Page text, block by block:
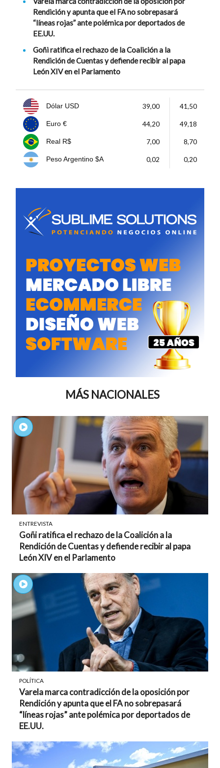
Rendición y apunta que el FA no sobrepasará
“líneas rojas” ante polémica por deportados de
EE.UU.
Goñi ratifica el rechazo de la Coalición a la
Rendición de Cuentas y defiende recibir al papa
León XIV en el Parlamento
Dólar USD 39,00 41,50
Euro € 44,20 49,18
Real R$ 7,00 8,70
Peso Argentino $A 0,02 0,20
MÁS NACIONALES
ENTREVISTA
Goñi ratifica el rechazo de la Coalición a la
Rendición de Cuentas y defiende recibir al papa
León XIV en el Parlamento
POLÍTICA
Varela marca contradicción de la oposición por
Rendición y apunta que el FA no sobrepasará
“líneas rojas” ante polémica por deportados de
EE.UU.